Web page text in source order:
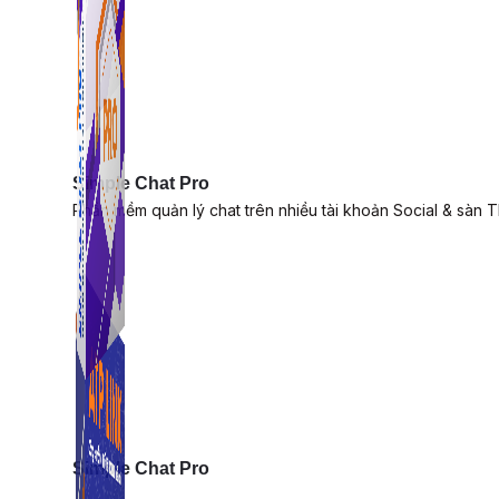
Simple Chat Pro
Phần mềm quản lý chat trên nhiều tài khoản Social & sàn
Simple Chat Pro